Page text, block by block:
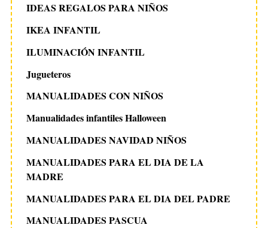
IDEAS REGALOS PARA NIÑOS
IKEA INFANTIL
ILUMINACIÓN INFANTIL
Jugueteros
MANUALIDADES CON NIÑOS
Manualidades infantiles Halloween
MANUALIDADES NAVIDAD NIÑOS
MANUALIDADES PARA EL DIA DE LA
MADRE
MANUALIDADES PARA EL DIA DEL PADRE
MANUALIDADES PASCUA